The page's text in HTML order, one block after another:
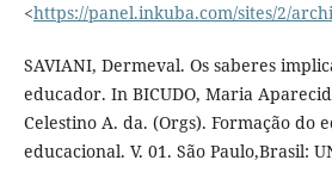
<https://panel.inkuba.com/sites/2/
SAVIANI, Dermeval. Os saberes
educador. In BICUDO, Maria
Celestino A. da. (Orgs). Formação do
educacional. V. 01. São Paulo,Brasil: